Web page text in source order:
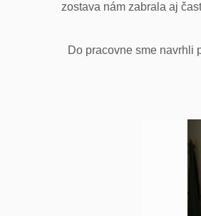
zostava nám zabrala aj
Do pracovne sme navrhli